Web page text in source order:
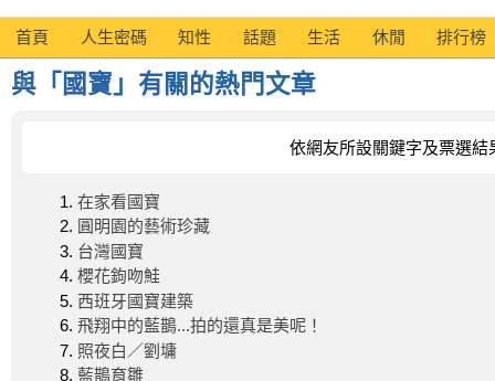
首頁 人生密碼 知性 話題 生活 休閒 排行榜
與「國寶」有關的熱門文章
依網友所設關鍵字及票選結
在家看國寶
圓明園的藝術珍藏
台灣國寶
櫻花鉤吻鮭
西班牙國寶建築
飛翔中的藍鵲...拍的還真是美呢！
照夜白／劉墉
藍鵲育雛